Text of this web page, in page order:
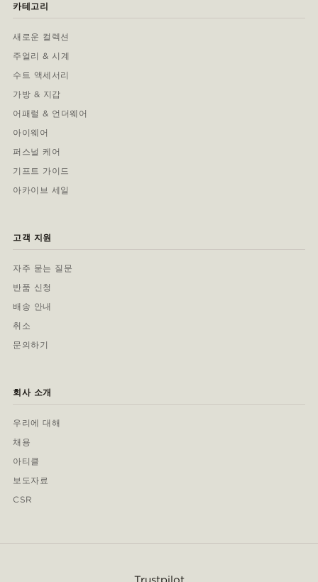
카테고리
새로운 컬렉션
주얼리 & 시계
수트 액세서리
가방 & 지갑
어패럴 & 언더웨어
아이웨어
퍼스널 케어
기프트 가이드
아카이브 세일
고객 지원
자주 묻는 질문
반품 신청
배송 안내
취소
문의하기
회사 소개
우리에 대해
채용
아티클
보도자료
CSR